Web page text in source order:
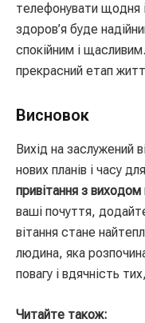
телефонувати щодня
здоров’я буде
спокійним і
прекрасний етап
Висновок
Вихід на заслужений
нових планів і часу
привітання з виходом
ваші почуття,
вітання стане
людина, яка
повагу і вдячність
Читайте також: